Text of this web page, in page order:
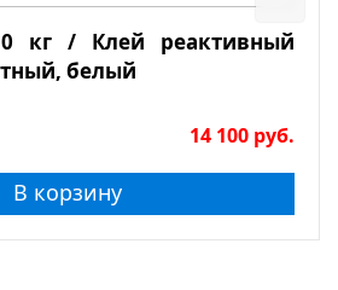
10 кг / Клей реактивный
белый
14 100 руб.
В корзину